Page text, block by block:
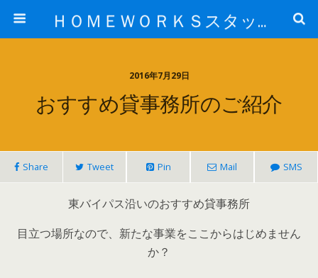
ＨＯＭＥＷＯＲＫＳスタッフ日記ブログ
2016年7月29日
おすすめ貸事務所のご紹介
Share Tweet Pin Mail SMS
東バイパス沿いのおすすめ貸事務所
目立つ場所なので、新たな事業をここからはじめません
か？